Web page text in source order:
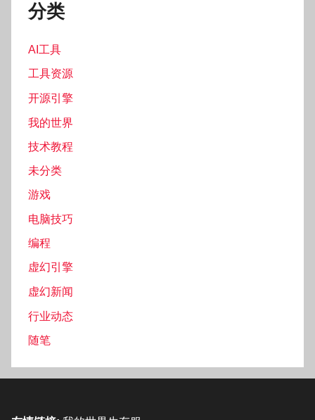
分类
AI工具
工具资源
开源引擎
我的世界
技术教程
未分类
游戏
电脑技巧
编程
虚幻引擎
虚幻新闻
行业动态
随笔